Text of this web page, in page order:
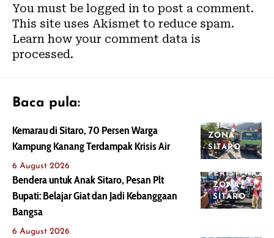
You must be logged in to post a comment.
This site uses Akismet to reduce spam.
Learn how your comment data is
processed.
Baca pula:
ZONA
SITARO
Kemarau di Sitaro, 70 Persen Warga
Kampung Kanang Terdampak Krisis Air
6 August 2026
PERISTIWA
ZONA
SITARO
Bendera untuk Anak Sitaro, Pesan Plt
Bupati: Belajar Giat dan Jadi Kebanggaan
Bangsa
6 August 2026